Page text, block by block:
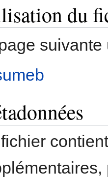
du